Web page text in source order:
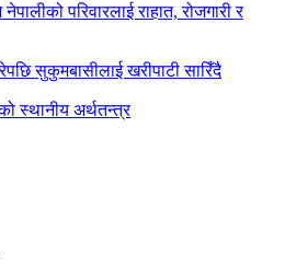
परिवारलाई राहात, रोजगारी र
सुकुमबासीलाई खरीपाटी सारिँदै
स्थानीय अर्थतन्त्र